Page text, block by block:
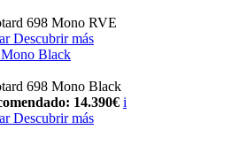
698 Mono RVE
Descubrir más
Black
698 Mono Black
14.390€ i
Descubrir más